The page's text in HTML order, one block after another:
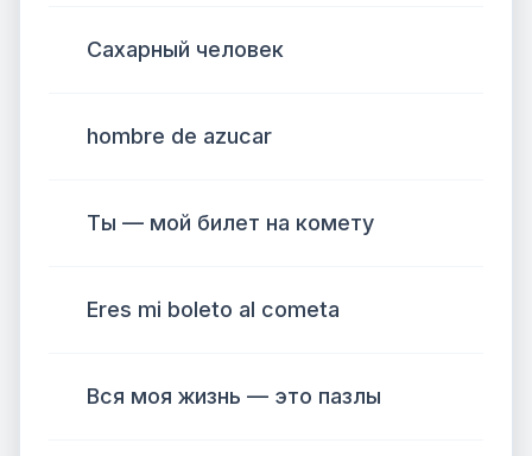
Сахарный человек
hombre de azucar
Ты — мой билет на комету
Eres mi boleto al cometa
Вся моя жизнь — это пазлы